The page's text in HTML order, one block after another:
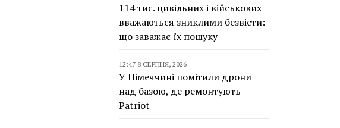
114 тис. цивільних і військових
вважаються зниклими безвісти:
що заважає їх пошуку
12:47 8 СЕРПНЯ, 2026
У Німеччині помітили дрони
над базою, де ремонтують
Patriot